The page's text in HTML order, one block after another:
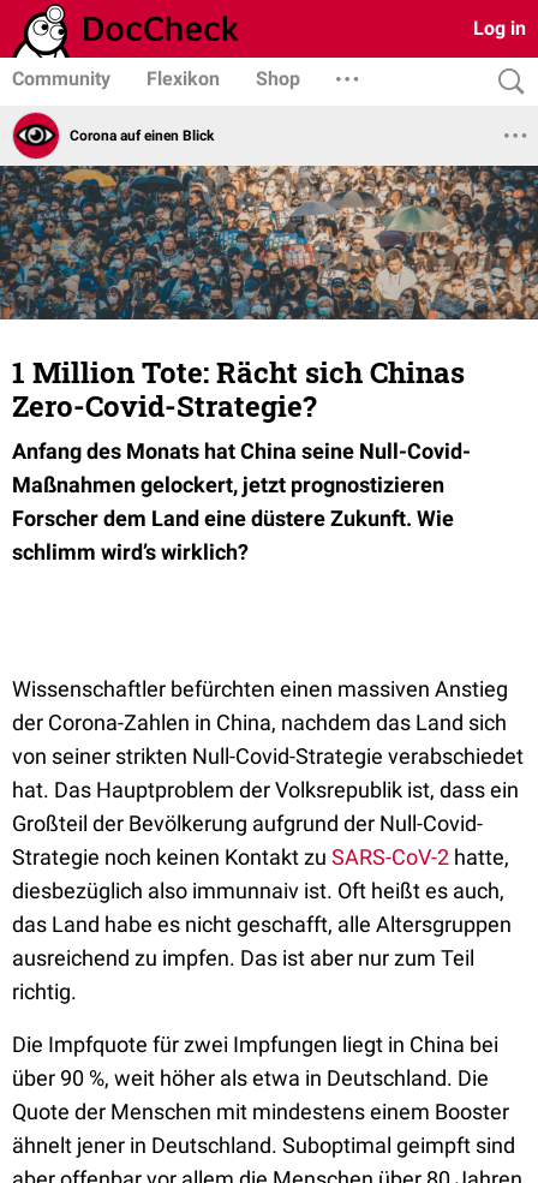
Log in
Community Flexikon Shop
Corona auf einen Blick
1 Million Tote: Rächt sich Chinas
Zero-Covid-Strategie?
Anfang des Monats hat China seine Null-Covid-
Maßnahmen gelockert, jetzt prognostizieren
Forscher dem Land eine düstere Zukunft. Wie
schlimm wird’s wirklich?
Wissenschaftler befürchten einen massiven Anstieg
der Corona-Zahlen in China, nachdem das Land sich
von seiner strikten Null-Covid-Strategie verabschiedet
hat. Das Hauptproblem der Volksrepublik ist, dass ein
Großteil der Bevölkerung aufgrund der Null-Covid-
Strategie noch keinen Kontakt zu SARS-CoV-2 hatte,
diesbezüglich also immunnaiv ist. Oft heißt es auch,
das Land habe es nicht geschafft, alle Altersgruppen
ausreichend zu impfen. Das ist aber nur zum Teil
richtig.
Die Impfquote für zwei Impfungen liegt in China bei
über 90 %, weit höher als etwa in Deutschland. Die
Quote der Menschen mit mindestens einem Booster
ähnelt jener in Deutschland. Suboptimal geimpft sind